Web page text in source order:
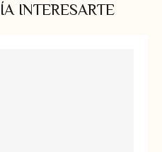
INTERESARTE